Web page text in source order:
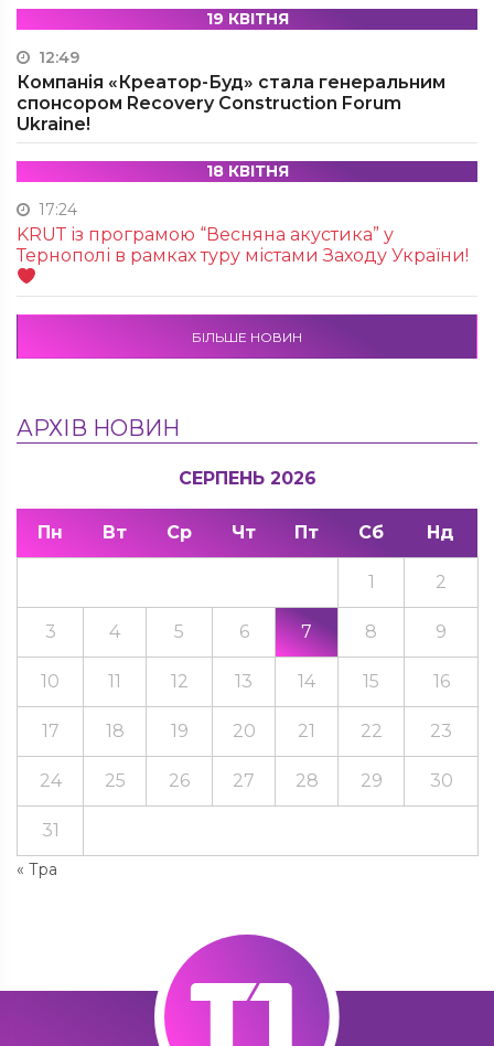
19 КВІТНЯ
12:49
Компанія «Креатор-Буд» стала генеральним
спонсором Recovery Construction Forum
Ukraine!
18 КВІТНЯ
17:24
KRUТ із програмою “Весняна акустика” у
Тернополі в рамках туру містами Заходу України!
БІЛЬШЕ НОВИН
АРХІВ НОВИН
СЕРПЕНЬ 2026
Пн Вт Ср Чт Пт Сб Нд
« Тра
1 2
3 4 5 6 7 8 9
10 11 12 13 14 15 16
17 18 19 20 21 22 23
24 25 26 27 28 29 30
31